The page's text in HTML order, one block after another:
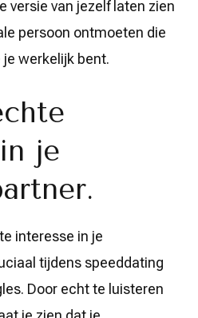
versie van jezelf laten zien
persoon ontmoeten die
werkelijk bent.
je
interesse in je
tijdens speeddating
Door echt te luisteren